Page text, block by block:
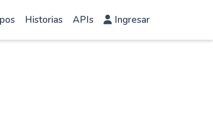
Historias APIs Ingresar